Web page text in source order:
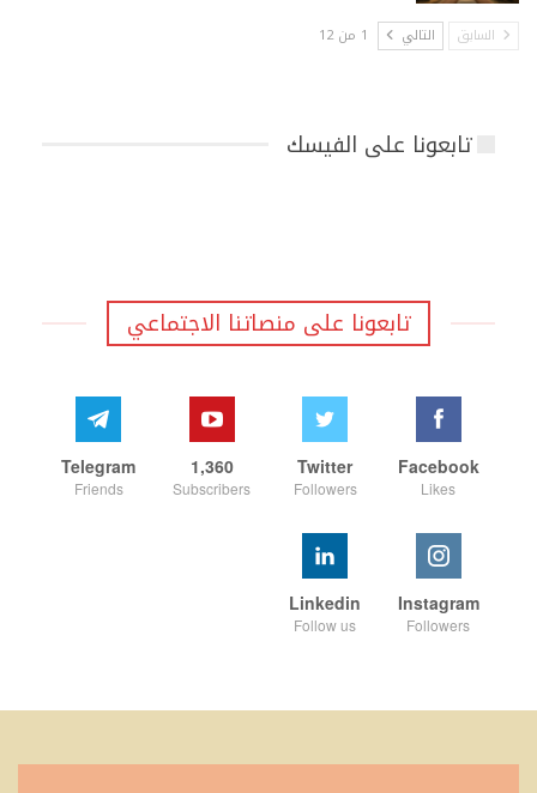
السابق التالي 1 من 12
تابعونا على الفيسك
تابعونا على منصاتنا الاجتماعي
Facebook
Likes
Twitter
Followers
1,360
Subscribers
Telegram
Friends
Instagram
Followers
Linkedin
Follow us